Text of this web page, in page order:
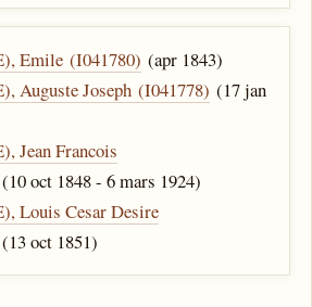
Emile (I041780) (apr 1843)
Auguste Joseph (I041778) (17 jan
Jean Francois
(10 oct 1848 - 6 mars 1924)
Louis Cesar Desire
(13 oct 1851)